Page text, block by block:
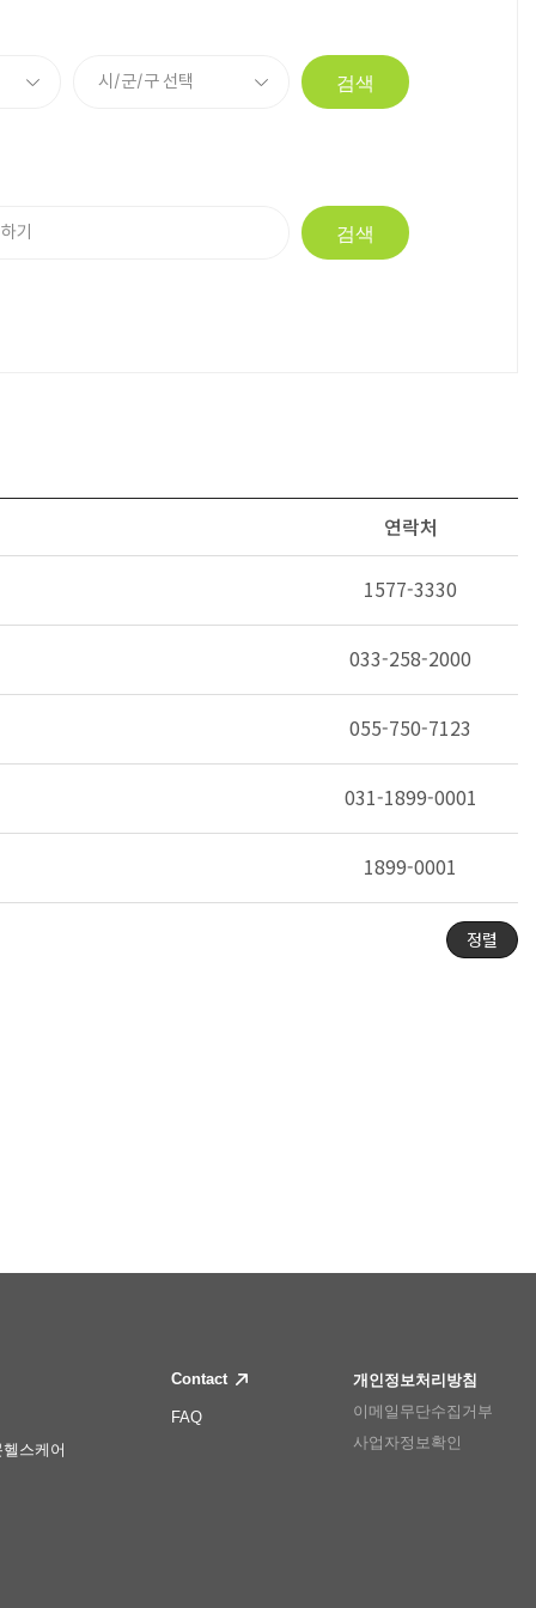
검색
검색
연락처
1577-3330
033-258-2000
055-750-7123
031-1899-0001
1899-0001
정렬
스케어
Contact
FAQ
개인정보처리방침
이메일무단수집거부
사업자정보확인